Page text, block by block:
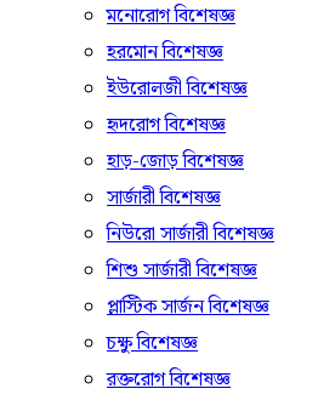
মনোরোগ বিশেষজ্ঞ
হরমোন বিশেষজ্ঞ
ইউরোলজী বিশেষজ্ঞ
হৃদরোগ বিশেষজ্ঞ
হাড়-জোড় বিশেষজ্ঞ
সার্জারী বিশেষজ্ঞ
নিউরো সার্জারী বিশেষজ্ঞ
শিশু সার্জারী বিশেষজ্ঞ
প্লাস্টিক সার্জন বিশেষজ্ঞ
চক্ষু বিশেষজ্ঞ
রক্তরোগ বিশেষজ্ঞ